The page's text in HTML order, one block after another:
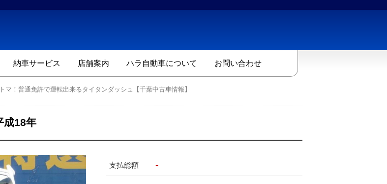
納車サービス 店舗案内 ハラ自動車について お問い合わせ
マ！普通免許で運転出来るタイタンダッシュ【千葉中古車情報】
成18年
支払総額 -